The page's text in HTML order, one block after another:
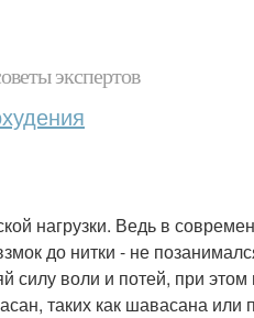
экспертов
нагрузки. Ведь в
до нитки - не
силу воли и потей, при
таких как шавасана или